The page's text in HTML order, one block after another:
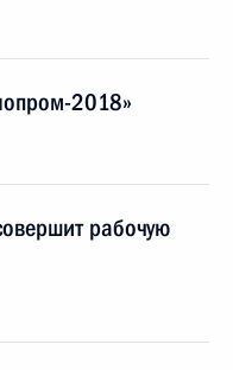
2018»
рабочую